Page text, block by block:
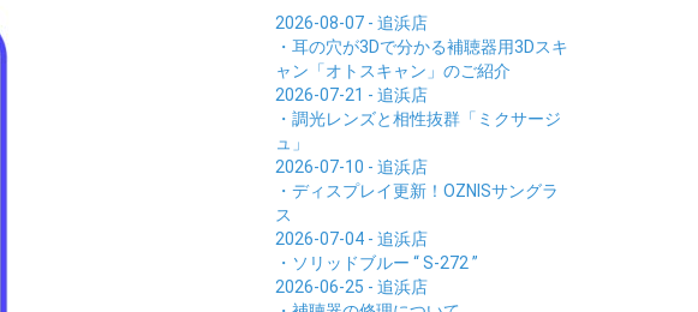
2026-08-07 - 追浜店
・耳の穴が3Dで分かる補聴器用3Dスキ
ャン「オトスキャン」のご紹介
2026-07-21 - 追浜店
・調光レンズと相性抜群「ミクサージ
ュ」
2026-07-10 - 追浜店
・ディスプレイ更新！OZNISサングラ
ス
2026-07-04 - 追浜店
・ソリッドブルー “ S-272 ”
2026-06-25 - 追浜店